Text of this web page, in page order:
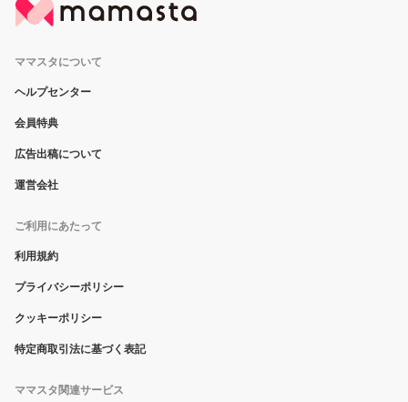
ママスタについて
ヘルプセンター
会員特典
広告出稿について
運営会社
ご利用にあたって
利用規約
プライバシーポリシー
クッキーポリシー
特定商取引法に基づく表記
ママスタ関連サービス